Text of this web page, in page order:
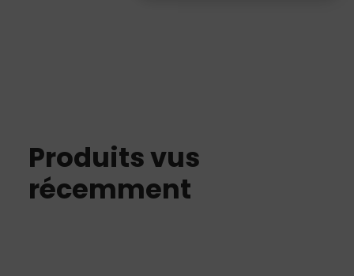
Congélateur
Produits vus
récemment